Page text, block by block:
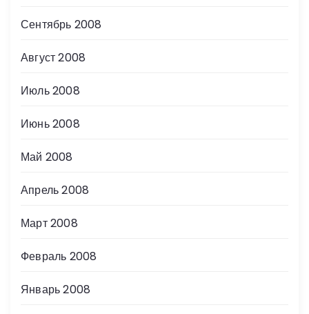
Сентябрь 2008
Август 2008
Июль 2008
Июнь 2008
Май 2008
Апрель 2008
Март 2008
Февраль 2008
Январь 2008